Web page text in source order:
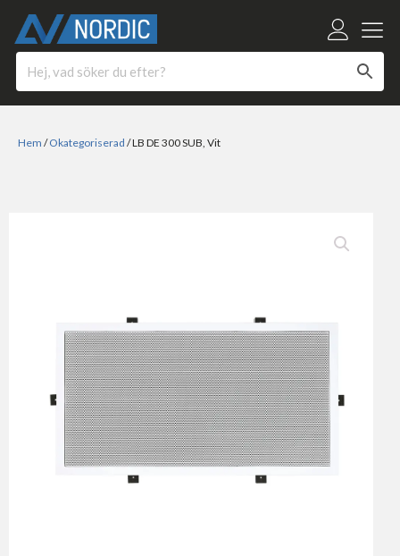
Hem /Okategoriserad / LB DE 300 SUB, Vit